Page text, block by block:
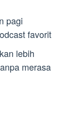
pagi
favorit
lebih
merasa